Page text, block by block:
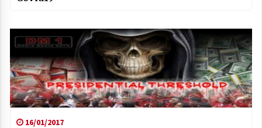
16/01/2017